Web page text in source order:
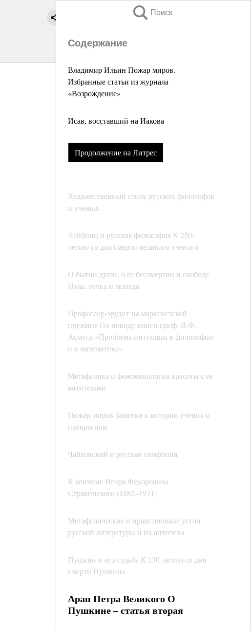
Поиск
Содержание
Владимир Ильин Пожар миров.
Избранные статьи из журнала
«Возрождение»
Исав, восставший на Иакова
Продолжение на Литрес
Художественный стиль русских философов
и ученых
Лейбниц и русская философия К 250-
летию со дня смерти великого ученого
О бытии души, о ее бессмертии и свободе
Нуль, точка и монада
Профессор-эрудит на марксистской
пружине По поводу книги проф. В.Ф.
Асмуса «Проблема интуиции в философии
и в математике»
Метафизика и феноменология красоты с ее
антитезами
Пожар миров Заметки к истории учения о
прекрасном
Чайковский и русская симфония
К кончине Игоря Федоровича
Стравинского (1882–1971)
Метафизические и нравственные устои
русской литературы и их антитезы
Пушкин и его судьба К 130-летию со дня
смерти Пушкина
Арап Петра Великого О
Пушкине – статья вторая